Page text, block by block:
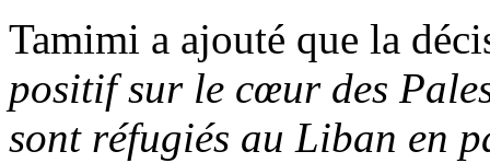
Tamimi a ajouté que la
positif sur le cœur des
sont réfugiés au Liban en